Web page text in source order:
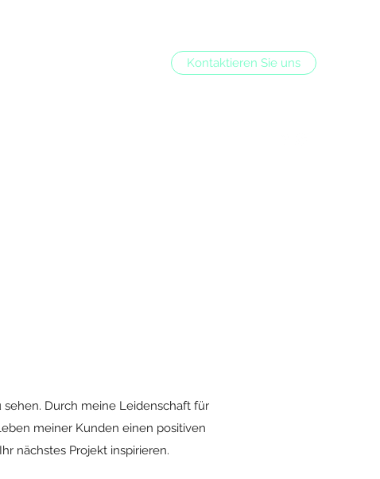
Kontaktieren Sie uns
sehen. Durch meine Leidenschaft für
meiner Kunden einen positiven
nächstes Projekt inspirieren.